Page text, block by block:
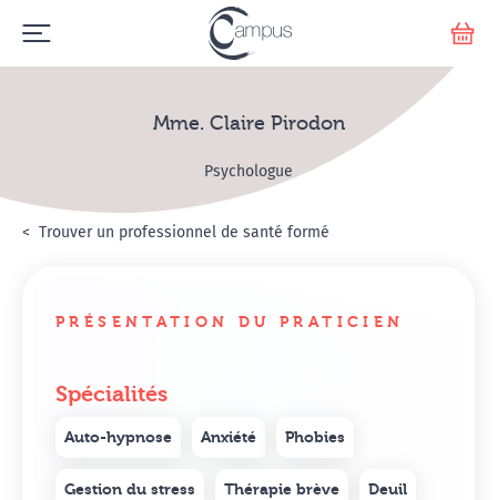
Mme. Claire Pirodon
Psychologue
Accueil
Annuaire Hypnosanté
Trouver un professionnel de santé formé
PRÉSENTATION DU PRATICIEN
Spécialités
Auto-hypnose Anxiété Phobies
Gestion du stress Thérapie brève Deuil